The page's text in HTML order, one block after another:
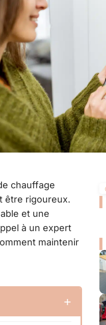
chauffage
être rigoureux.
et une
à un expert
maintenir